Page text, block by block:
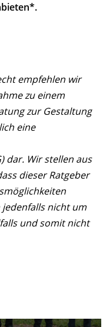
empfehlen wir
zu einem
zur Gestaltung
eine
dar. Wir stellen aus
dieser Ratgeber
jedenfalls nicht um
und somit nicht